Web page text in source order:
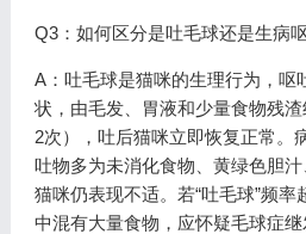
Q3：如何区分是吐毛球还是生病
A：吐毛球是猫咪的生理行为，呕
状，由毛发、胃液和少量食物残
2次），吐后猫咪立即恢复正常。
吐物多为未消化食物、黄绿色胆
猫咪仍表现不适。若“吐毛球”频
中混有大量食物，应怀疑毛球症继